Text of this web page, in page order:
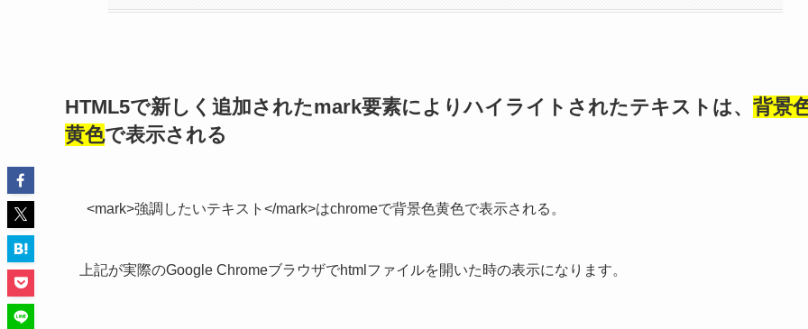
HTML5で新しく追加されたmark要素によりハイライトされたテキストは、 背景
黄色で表示される
<mark>強調したいテキスト</mark>はchromeで背景色黄色で表示される。
上記が実際のGoogle Chromeブラウザでhtmlファイルを開いた時の表示になります。